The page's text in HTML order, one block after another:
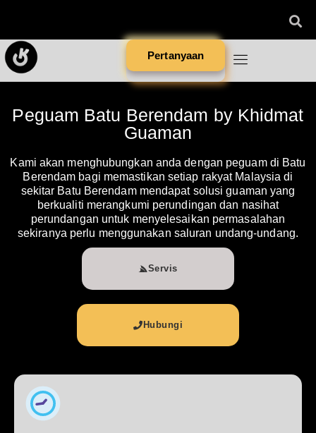
Pertanyaan
Peguam Batu Berendam by Khidmat
Guaman
Kami akan menghubungkan anda dengan peguam di Batu
Berendam bagi memastikan setiap rakyat Malaysia di
sekitar Batu Berendam mendapat solusi guaman yang
berkualiti merangkumi perundingan dan nasihat
perundangan untuk menyelesaikan permasalahan
sekiranya perlu menggunakan saluran undang-undang.
Servis
Hubungi